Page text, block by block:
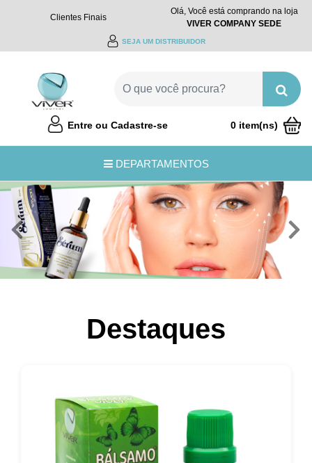
Clientes Finais
Olá, Você está comprando na loja
VIVER COMPANY SEDE
SEJA UM DISTRIBUIDOR
Entre ou Cadastre-se
0 item(ns)
DEPARTAMENTOS
Destaques